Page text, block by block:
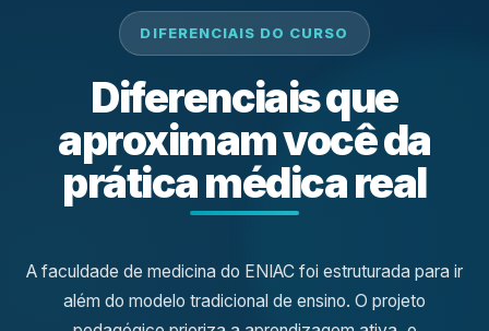
DIFERENCIAIS DO CURSO
Diferenciais que
aproximam você da
prática médica real
A faculdade de medicina do ENIAC foi estruturada para ir
além do modelo tradicional de ensino. O projeto